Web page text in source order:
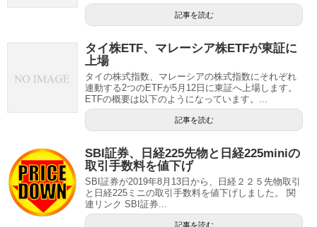
記事を読む
タイ株ETF、マレーシア株ETFが東証に
上場
タイの株式指数、マレーシアの株式指数にそれぞれ
連動する2つのETFが5月12日に東証へ上場します。
ETFの概要は以下のようになっています。...
記事を読む
SBI証券、日経225先物と日経225miniの
取引手数料を値下げ
SBI証券が2019年8月13日から、日経２２５先物取引
と日経225ミニの取引手数料を値下げしました。 関
連リンク SBI証券...
記事を読む